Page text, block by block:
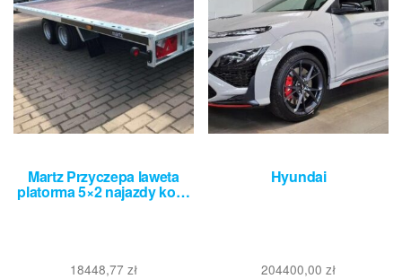
Martz Przyczepa laweta
platorma 5×2 najazdy ko…
18448,77 zł
Hyundai
204400,00zł